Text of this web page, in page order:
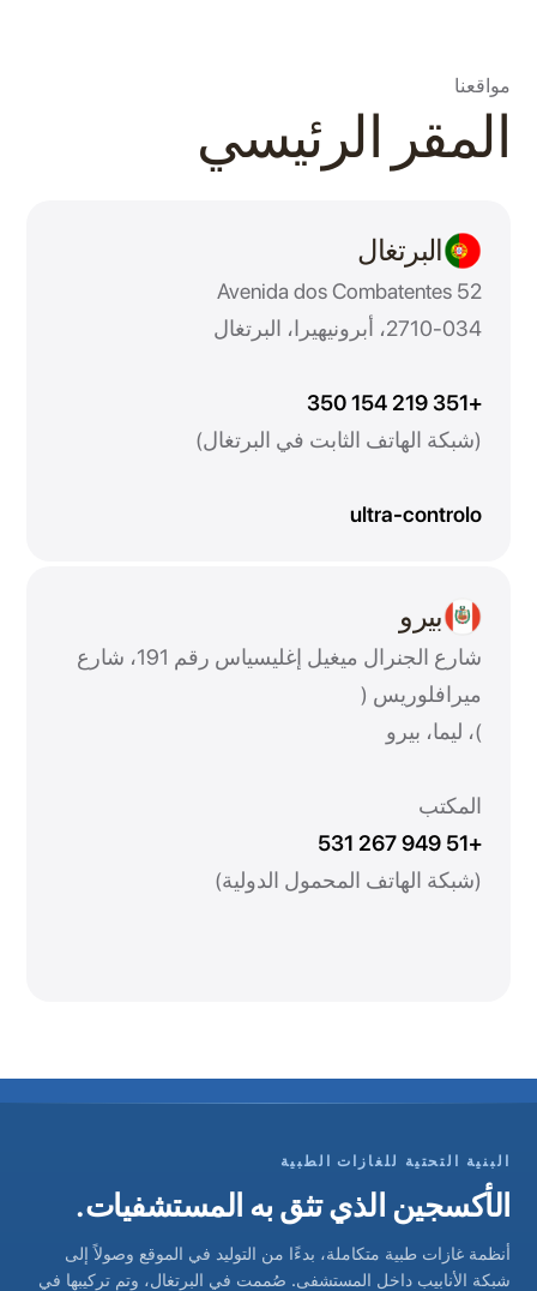
مواقعنا
المقر الرئيسي
البرتغال
Avenida dos Combatentes 52
2710-034، أبرونيهيرا، البرتغال
+351 219 154 350
(شبكة الهاتف الثابت في البرتغال)
ultra-controlo
بيرو
شارع الجنرال ميغيل إغليسياس رقم 191، شارع
ميرافلوريس (
)، ليما، بيرو
المكتب
+51 949 267 531
(شبكة الهاتف المحمول الدولية)
البنية التحتية للغازات الطبية
الأكسجين الذي تثق به المستشفيات.
أنظمة غازات طبية متكاملة، بدءًا من التوليد في الموقع وصولاً إلى
شبكة الأنابيب داخل المستشفى. صُممت في البرتغال، وتم تركيبها في